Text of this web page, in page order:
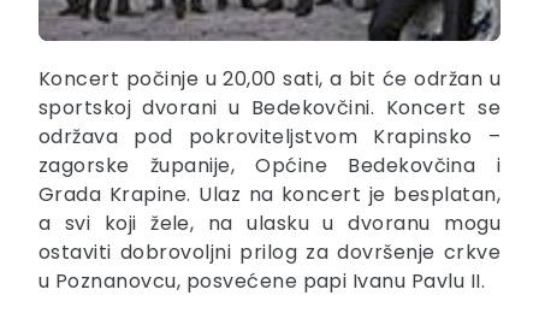
Koncert počinje u 20,00 sati, a bit će održan u
sportskoj dvorani u Bedekovčini. Koncert se
održava pod pokroviteljstvom Krapinsko –
zagorske županije, Općine Bedekovčina i
Grada Krapine. Ulaz na koncert je besplatan,
a svi koji žele, na ulasku u dvoranu mogu
ostaviti dobrovoljni prilog za dovršenje crkve
u Poznanovcu, posvećene papi Ivanu Pavlu II.